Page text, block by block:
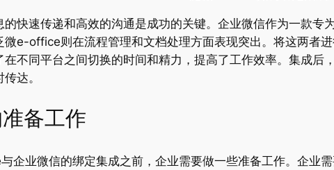
的快速传递和高效的沟通是成功的关键。企业微信作为一款
微e-office则在流程管理和文档处理方面表现突出。将这两者
在不同平台之间切换的时间和精力，提高了工作效率。集成
达。
备工作
企业微信的绑定集成之前，企业需要做一些准备工作。企业